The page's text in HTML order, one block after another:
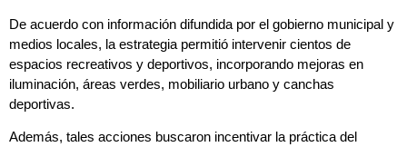
De acuerdo con información difundida por el gobierno municipal y
medios locales, la estrategia permitió intervenir cientos de
espacios recreativos y deportivos, incorporando mejoras en
iluminación, áreas verdes, mobiliario urbano y canchas
deportivas.
Además, tales acciones buscaron incentivar la práctica del